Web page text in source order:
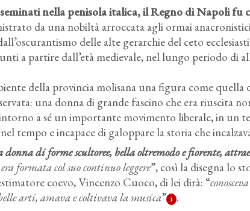
nella penisola italica, il Regno di Napoli fu
da una nobiltà arroccata agli ormai
delle alte gerarchie del ceto
a partire dall’età medievale, nel lungo periodo di
della provincia molisana una figura come quella
una donna di grande fascino che era riuscita
a sé un importante movimento liberale, in un
tempo e incapace di galoppare la storia che
di forme scultoree, bella oltremodo e fiorente,
formata col suo continuo leggere”, così la disegna lo
coevo, Vincenzo Cuoco, di lei dirà: “
arti, amava e coltivava la musica” 1 .